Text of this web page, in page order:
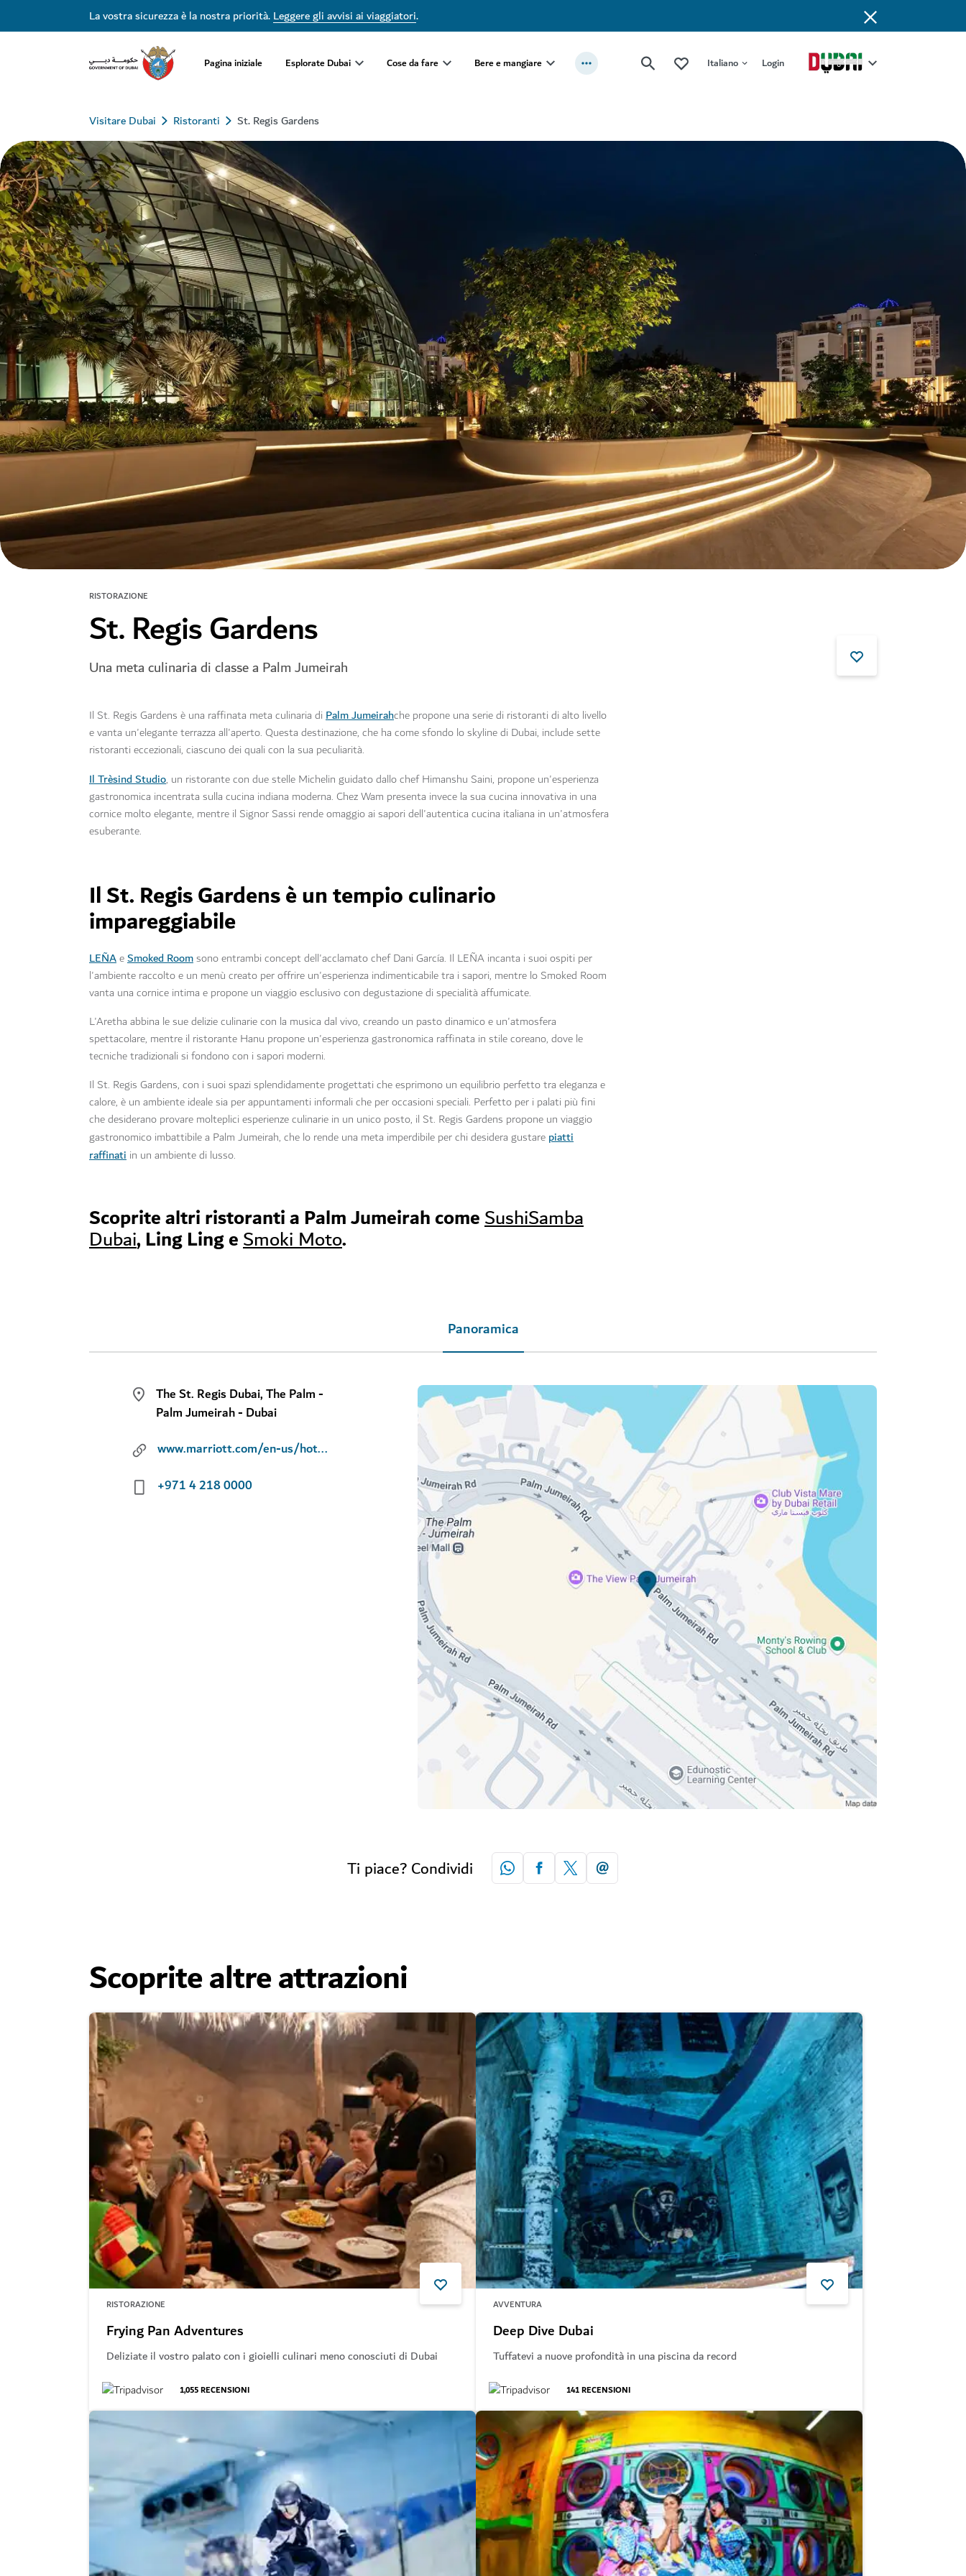
La vostra sicurezza è la nostra priorità.Leggere gli avvisi ai viaggiatori.
Pagina iniziale Esplorate Dubai Cose da fare Bere e mangiare Italiano Login
Visitare Dubai Ristoranti St. Regis Gardens
RISTORAZIONE
St. Regis Gardens
Una meta culinaria di classe a Palm Jumeirah
Il St. Regis Gardens è una raffinata meta culinaria di Palm Jumeirahche propone una serie di ristoranti di alto livello
e vanta un'elegante terrazza all'aperto. Questa destinazione, che ha come sfondo lo skyline di Dubai, include sette
ristoranti eccezionali, ciascuno dei quali con la sua peculiarità.
Il Trèsind Studio, un ristorante con due stelle Michelin guidato dallo chef Himanshu Saini, propone un'esperienza
gastronomica incentrata sulla cucina indiana moderna. Chez Wam presenta invece la sua cucina innovativa in una
cornice molto elegante, mentre il Signor Sassi rende omaggio ai sapori dell'autentica cucina italiana in un'atmosfera
esuberante.
Il St. Regis Gardens è un tempio culinario
impareggiabile
LEÑAeSmoked Roomsono entrambi concept dell'acclamato chef Dani García. Il LEÑA incanta i suoi ospiti per
l'ambiente raccolto e un menù creato per offrire un'esperienza indimenticabile tra i sapori, mentre lo Smoked Room
vanta una cornice intima e propone un viaggio esclusivo con degustazione di specialità affumicate.
L'Aretha abbina le sue delizie culinarie con la musica dal vivo, creando un pasto dinamico e un'atmosfera
spettacolare, mentre il ristorante Hanu propone un'esperienza gastronomica raffinata in stile coreano, dove le
tecniche tradizionali si fondono con i sapori moderni.
Il St. Regis Gardens, con i suoi spazi splendidamente progettati che esprimono un equilibrio perfetto tra eleganza e
calore, è un ambiente ideale sia per appuntamenti informali che per occasioni speciali. Perfetto per i palati più fini
che desiderano provare molteplici esperienze culinarie in un unico posto, il St. Regis Gardens propone un viaggio
gastronomico imbattibile a Palm Jumeirah, che lo rende una meta imperdibile per chi desidera gustare piatti
raffinati in un ambiente di lusso.
Scoprite altri ristoranti a Palm Jumeirah comeSushiSamba
Dubai, Ling Ling eSmoki Moto.
Panoramica
The St. Regis Dubai, The Palm -
Palm Jumeirah - Dubai
www.marriott.com/en-us/hotels/dxbpx-the-st-regis-dubai-the-palm/dining/the-st-regis-gardens
+971 4 218 0000
Ti piace? Condividi
Scoprite altre attrazioni
RISTORAZIONE
Frying Pan Adventures
Deliziate il vostro palato con i gioielli culinari meno conosciuti di Dubai
1,055RECENSIONI
AVVENTURA
Deep Dive Dubai
Tuffatevi a nuove profondità in una piscina da record
141RECENSIONI